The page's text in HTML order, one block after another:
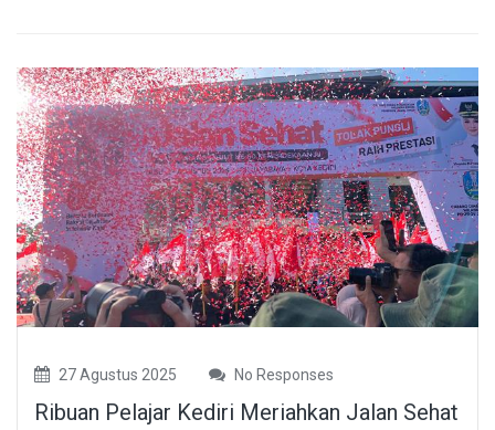
27 Agustus 2025 No Responses
Ribuan Pelajar Kediri Meriahkan Jalan Sehat